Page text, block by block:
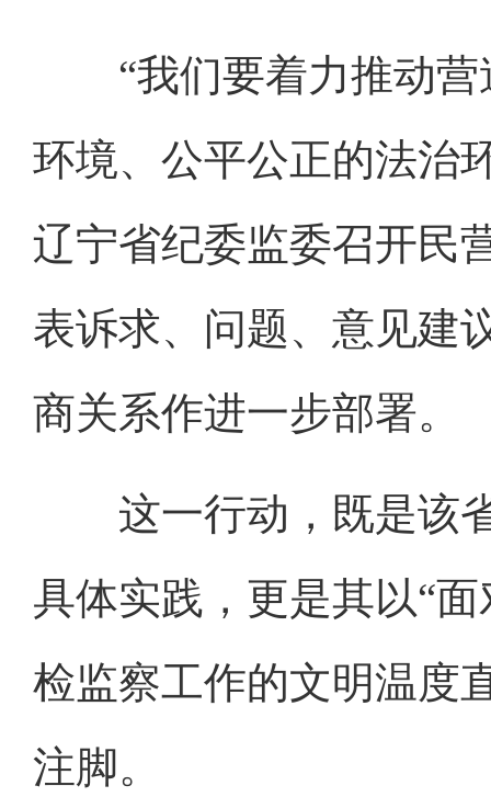
“我们要着力推动营
环境、公平公正的法治
辽宁省纪委监委召开民
表诉求、问题、意见建
商关系作进一步部署。
这一行动，既是该省
具体实践，更是其以“
检监察工作的文明温度
注脚。